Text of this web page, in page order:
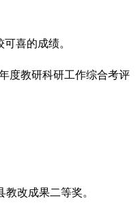
喜的成绩。
度教研科研工作综合考评
改成果二等奖。